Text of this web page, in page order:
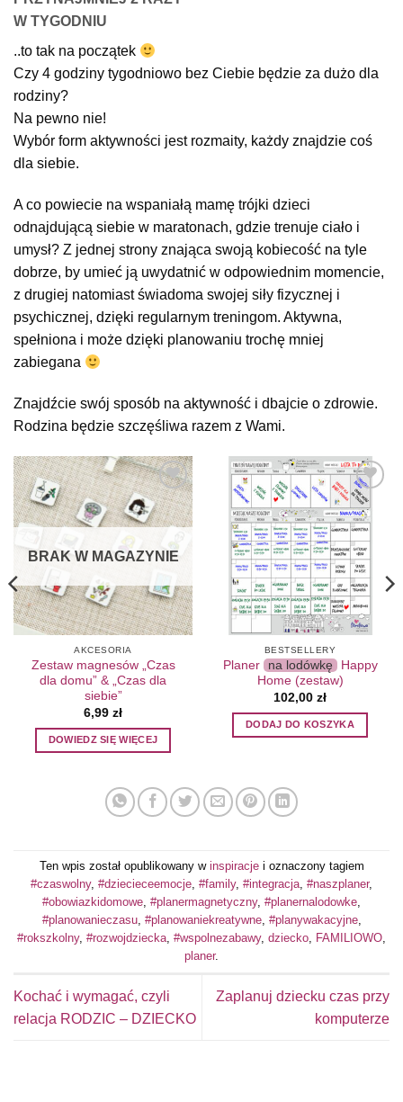
W TYGODNIU
..to tak na początek
Czy 4 godziny tygodniowo bez Ciebie będzie za dużo dla
rodziny?
Na pewno nie!
Wybór form aktywności jest rozmaity, każdy znajdzie coś
dla siebie.
A co powiecie na wspaniałą mamę trójki dzieci
odnajdującą siebie w maratonach, gdzie trenuje ciało i
umysł? Z jednej strony znająca swoją kobiecość na tyle
dobrze, by umieć ją uwydatnić w odpowiednim momencie,
z drugiej natomiast świadoma swojej siły fizycznej i
psychicznej, dzięki regularnym treningom. Aktywna,
spełniona i może dzięki planowaniu trochę mniej
zabiegana
Znajdźcie swój sposób na aktywność i dbajcie o zdrowie.
Rodzina będzie szczęśliwa razem z Wami.
Add to
Wishlist
BRAK W MAGAZYNIE
AKCESORIA
Zestaw magnesów „Czas
dla domu” & „Czas dla
siebie”
6,99 zł
DOWIEDZ SIĘ WIĘCEJ
Add to
Wishlist
BESTSELLERY
Planer na lodówkę Happy
Home (zestaw)
102,00 zł
DODAJ DO KOSZYKA
Ten wpis został opublikowany w inspiracjei oznaczony tagiem
#czaswolny, #dziecieceemocje #family, #integracja #naszplaner,
#obowiazkidomowe #planermagnetyczny, #planernalodowke
#planowanieczasu, #planowaniekreatywne, #planywakacyjne,
#rokszkolny, #rozwojdziecka #wspolnezabawy, dziecko FAMILIOWO
planer.
Kochać i wymagać, czyli
relacja RODZIC – DZIECKO
Zaplanuj dziecku czas przy
komputerze